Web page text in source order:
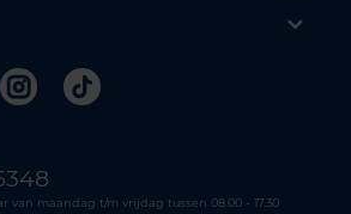
Instagram
Tiktok
van maandag t/m vrijdag tussen 08.00 - 17.30